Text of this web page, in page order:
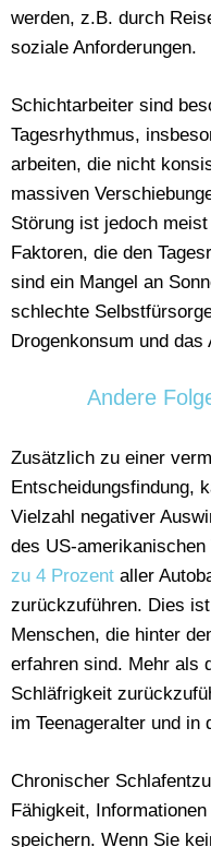
werden, z.B. durch
soziale Anforderungen.
Schichtarbeiter sind
Tagesrhythmus,
arbeiten, die nicht
massiven
Störung ist jedoch
Faktoren, die den
sind ein Mangel an
schlechte
Drogenkonsum und das
Andere
Zusätzlich zu einer
Entscheidungsfindung,
Vielzahl negativer
des US-
zu 4 Prozent aller
zurückzuführen. Dies
Menschen, die hinter
erfahren sind. Mehr als
Schläfrigkeit
im Teenageralter und in
Chronischer
Fähigkeit,
speichern. Wenn Sie